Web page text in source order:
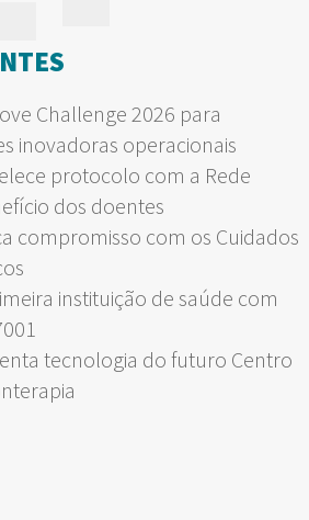
Challenge 2026 para
inovadoras operacionais
protocolo com a Rede
dos doentes
compromisso com os Cuidados
instituição de saúde com
tecnologia do futuro Centro